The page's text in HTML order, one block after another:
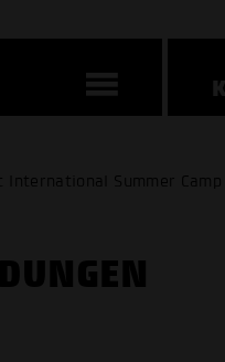
Summer